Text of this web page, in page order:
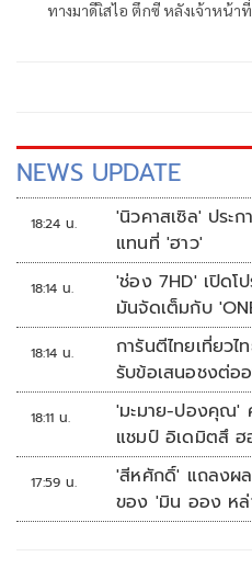
ทางมาดีเิสไอ ตึกซี หลังเจ้าหน้
NEWS UPDATE
18:24 น.
'นิวคาสเซิล' ประ
แทนที่ 'ฮาว'
18:14 น.
'ช่อง 7HD' เปิดโ
มันจัดเต็มกับ
18:14 น.
การันตีไทยเที่ยวไ
รับข้อเสนอชงต่อ
18:11 น.
'มะมาย-ปองคุณ'
แชมป์ อิเดมิตสึ ฮ
คัพ สนาม 3
17:59 น.
'สีหศักดิ์' แถลงผล
ของ 'มิน ออง ห
อาเซียน